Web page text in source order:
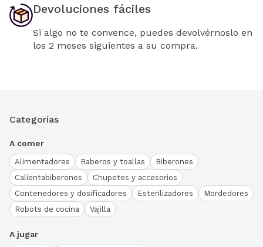
Devoluciones fáciles
Si algo no te convence, puedes devolvérnoslo en
los 2 meses siguientes a su compra.
Categorías
A comer
Alimentadores Baberos y toallas
Biberones
Calientabiberones
Chupetes y accesorios
Contenedores y dosificadores
Esterilizadores
Mordedores
Robots de cocina
Vajilla
A jugar